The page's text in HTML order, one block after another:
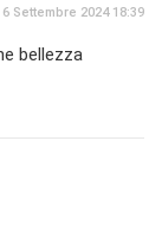
6 Settembre 2024 18:39
bellezza